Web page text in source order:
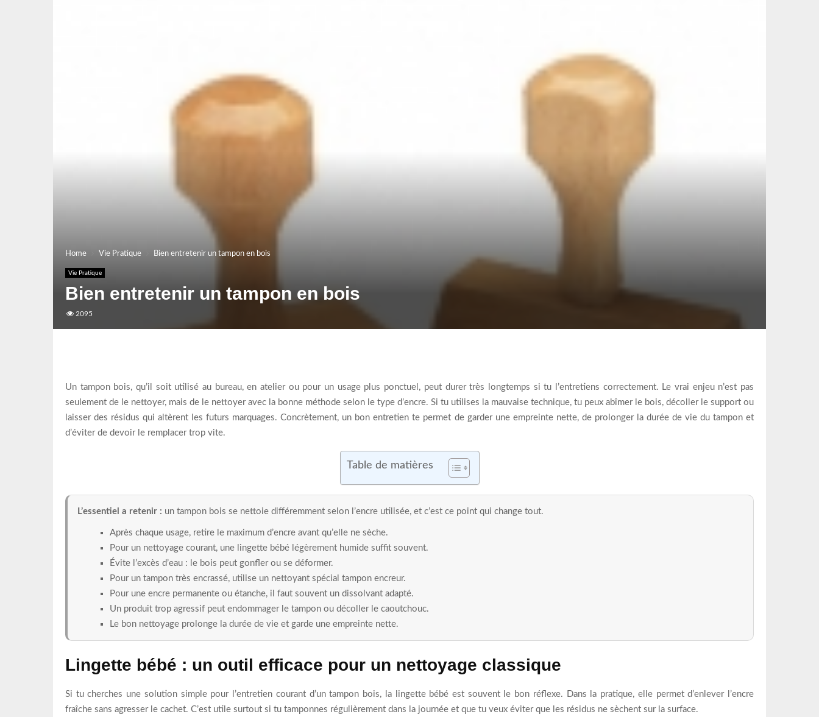
Home Vie Pratique Bien entretenir un tampon en bois
Vie Pratique
Bien entretenir un tampon en bois
2095
Un tampon bois, qu’il soit utilisé au bureau, en atelier ou pour un usage plus ponctuel, peut durer très longtemps si tu l’entretiens correctement. Le vrai enjeu n’est pas
seulement de le nettoyer, mais de le nettoyer avec la bonne méthode selon le type d’encre. Si tu utilises la mauvaise technique, tu peux abîmer le bois, décoller le support ou
laisser des résidus qui altèrent les futurs marquages. Concrètement, un bon entretien te permet de garder une empreinte nette, de prolonger la durée de vie du tampon et
d’éviter de devoir le remplacer trop vite.
Table de matières
L’essentiel a retenir : un tampon bois se nettoie différemment selon l’encre utilisée, et c’est ce point qui change tout.
Après chaque usage, retire le maximum d’encre avant qu’elle ne sèche.
Pour un nettoyage courant, une lingette bébé légèrement humide suffit souvent.
Évite l’excès d’eau : le bois peut gonfler ou se déformer.
Pour un tampon très encrassé, utilise un nettoyant spécial tampon encreur.
Pour une encre permanente ou étanche, il faut souvent un dissolvant adapté.
Un produit trop agressif peut endommager le tampon ou décoller le caoutchouc.
Le bon nettoyage prolonge la durée de vie et garde une empreinte nette.
Lingette bébé : un outil efficace pour un nettoyage classique
Si tu cherches une solution simple pour l’entretien courant d’un tampon bois, la lingette bébé est souvent le bon réflexe. Dans la pratique, elle permet d’enlever l’encre
fraîche sans agresser le cachet. C’est utile surtout si tu tamponnes régulièrement dans la journée et que tu veux éviter que les résidus ne sèchent sur la surface.